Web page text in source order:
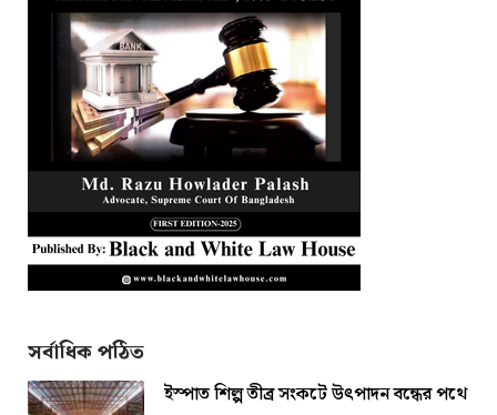
সর্বাধিক পঠিত
ইস্পাত শিল্প তীব্র সংকটে উৎপাদন বন্ধের পথে